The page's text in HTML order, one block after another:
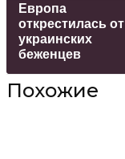
Европа
открестилась от
украинских
беженцев
Похожие